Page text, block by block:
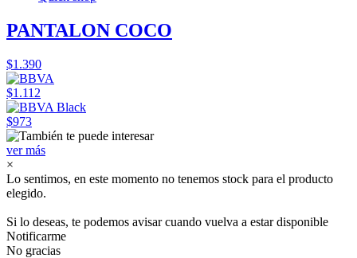
PANTALON COCO
$1.390
$1.112
$973
ver más
×
Lo sentimos, en este momento no tenemos stock para el producto
elegido.
Si lo deseas, te podemos avisar cuando vuelva a estar disponible
Notificarme
No gracias